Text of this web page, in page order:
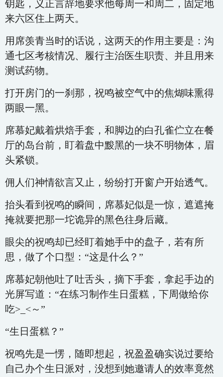
钥匙，义正言辞地要求他每周一和周二，固定地
来六区住上两天。
用席羡青当时的话说，这两天的作用主要是：沟
通七区考核情况、履行主治医生职责、并且用来
测试药物。
打开房门的一刹那，祝鸣被空气中的焦煳味熏得
两眼一黑。
席慕妃戴着烘焙手套，和脚边的白孔雀伫立在餐
厅的岛台前，盯着盘中黢黑的一块不明物体，眉
头紧锁。
佣人们神情欲言又止，纷纷打开窗户开始透气。
抬头看到祝鸣的瞬间，席慕妃似是一惊，遮遮掩
掩就要把那一坨诡异的黑色往身后藏。
眼尖的祝鸣却已经盯着她手中的盘子，若有所
思，做了个口型：“这是什么？”
席慕妃朝他吐了吐舌头，摘下手套，拿起手边的
光屏写道：“在练习制作生日蛋糕，下周做给你
吃>_<～”
“生日蛋糕？”
祝鸣先是一愣，随即想起，祝盈盈确实说过要给
自己办个生日派对，没想到她邀请人的效率竟然